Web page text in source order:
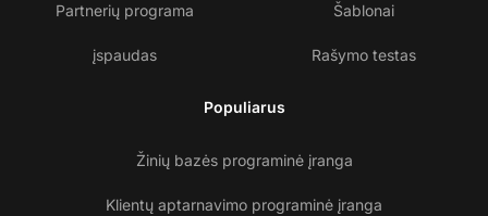
Partnerių programa
įspaudas
Šablonai
Rašymo testas
Populiarus
Žinių bazės programinė įranga
Klientų aptarnavimo programinė įranga